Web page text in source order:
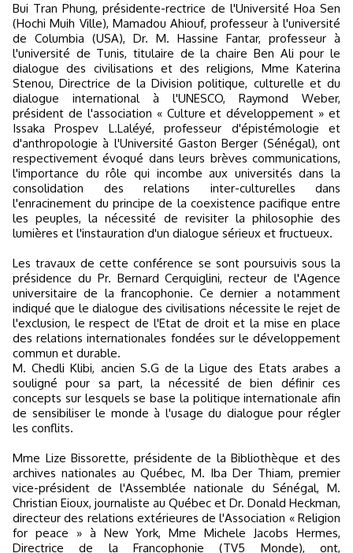
Bui Tran Phung, présidente-rectrice de l'Université Hoa Sen
(Hochi Muih Ville), Mamadou Ahiouf, professeur à l'université
de Columbia (USA), Dr. M. Hassine Fantar, professeur à
l'université de Tunis, titulaire de la chaire Ben Ali pour le
dialogue des civilisations et des religions, Mme Katerina
Stenou, Directrice de la Division politique, culturelle et du
dialogue international à l'UNESCO, Raymond Weber,
président de l'association « Culture et développement » et
Issaka Prospev L.Laléyé, professeur d'épistémologie et
d'anthropologie à l'Université Gaston Berger (Sénégal), ont
respectivement évoqué dans leurs brèves communications,
l'importance du rôle qui incombe aux universités dans la
consolidation des relations inter-culturelles dans
l'enracinement du principe de la coexistence pacifique entre
les peuples, la nécessité de revisiter la philosophie des
lumières et l'instauration d'un dialogue sérieux et fructueux.
Les travaux de cette conférence se sont poursuivis sous la
présidence du Pr. Bernard Cerquiglini, recteur de l'Agence
universitaire de la francophonie. Ce dernier a notamment
indiqué que le dialogue des civilisations nécessite le rejet de
l'exclusion, le respect de l'Etat de droit et la mise en place
des relations internationales fondées sur le développement
commun et durable.
M. Chedli Klibi, ancien S.G de la Ligue des Etats arabes a
souligné pour sa part, la nécessité de bien définir ces
concepts sur lesquels se base la politique internationale afin
de sensibiliser le monde à l'usage du dialogue pour régler
les conflits.
Mme Lize Bissorette, présidente de la Bibliothèque et des
archives nationales au Québec, M. Iba Der Thiam, premier
vice-président de l'Assemblée nationale du Sénégal, M.
Christian Eioux, journaliste au Québec et Dr. Donald Heckman,
directeur des relations extérieures de l'Association « Religion
for peace » à New York, Mme Michele Jacobs Hermes,
Directrice de la Francophonie (TV5 Monde), ont,